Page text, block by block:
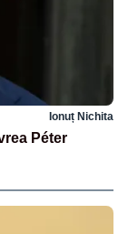
Ionuț Nichita
Péter